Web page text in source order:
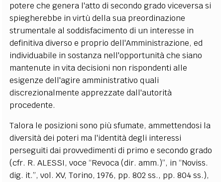
potere che genera l'atto di secondo grado viceversa si
spiegherebbe in virtù della sua preordinazione
strumentale al soddisfacimento di un interesse in
definitiva diverso e proprio dell'Amministrazione, ed
individuabile in sostanza nell'opportunità che siano
mantenute in vita decisioni non rispondenti alle
esigenze dell'agire amministrativo quali
discrezionalmente apprezzate dall'autorità
procedente.
Talora le posizioni sono più sfumate, ammettendosi la
diversità dei poteri ma l'identità degli interessi
perseguiti dai provvedimenti di primo e secondo grado
(cfr. R. ALESSI, voce “Revoca (dir. amm.)”, in “Noviss.
dig. it.”, vol. XV, Torino, 1976, pp. 802 ss., pp. 804 ss.),